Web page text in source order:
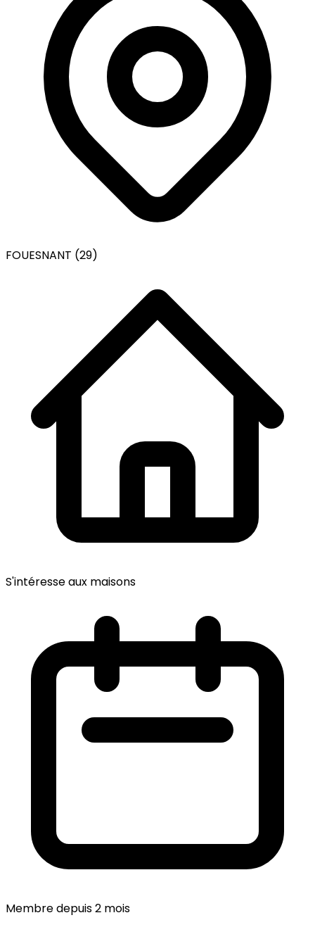
FOUESNANT (29)
S'intéresse aux maisons
Membre depuis 2 mois